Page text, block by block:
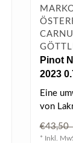
Pinot
2023
Eine
von
* Inkl.